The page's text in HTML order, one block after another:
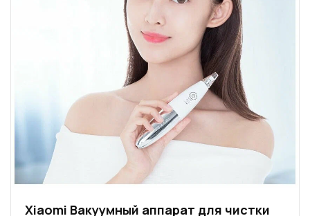
Xiaomi Вакуумный аппарат для чистки